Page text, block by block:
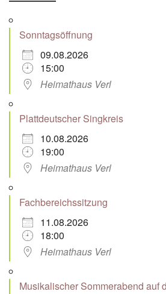
Sonntagsöffnung
09.08.2026
15:00
Heimathaus Verl
Plattdeutscher Singkreis
10.08.2026
19:00
Heimathaus Verl
Fachbereichssitzung
11.08.2026
18:00
Heimathaus Verl
Musikalischer Sommerabend auf